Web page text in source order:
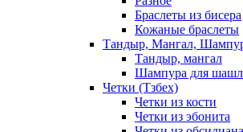
Браслеты из бисера
Кожаные браслеты
Тандыр, Мангал,
Тандыр, мангал
Шампура для
Четки (Тзбех)
Четки из кости
Четки из эбонита